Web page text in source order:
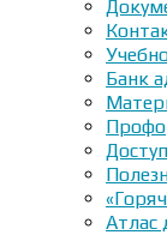
Банк
Атлас